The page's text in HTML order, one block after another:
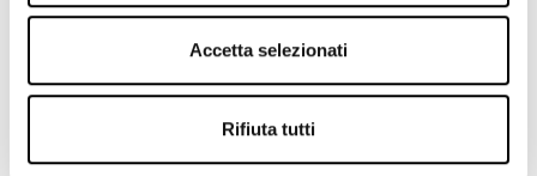
Accetta selezionati
Rifiuta tutti